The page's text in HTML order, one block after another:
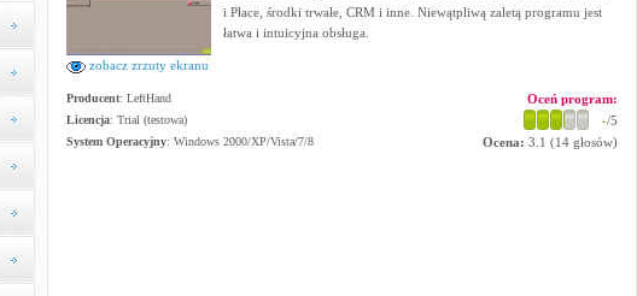
zobacz zrzuty ekranu
i Płace, środki trwałe, CRM i inne. Niewątpliwą zaletą programu jest
łatwa i intuicyjna obsługa.
Producent: LeftHand
Licencja: Trial (testowa)
System Operacyjny: Windows 2000/XP/Vista/7/8
Oceń program:
-/5
Ocena: 3.1 (14głosów)